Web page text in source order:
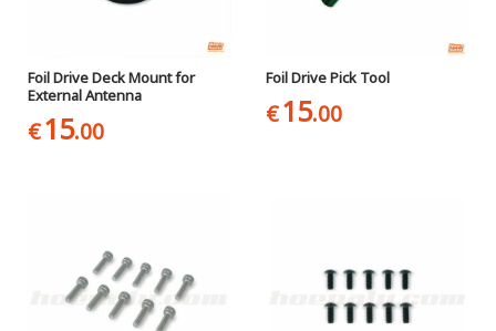
Foil Drive Deck Mount for
External Antenna
€15.00
Foil Drive Pick Tool
€15.00